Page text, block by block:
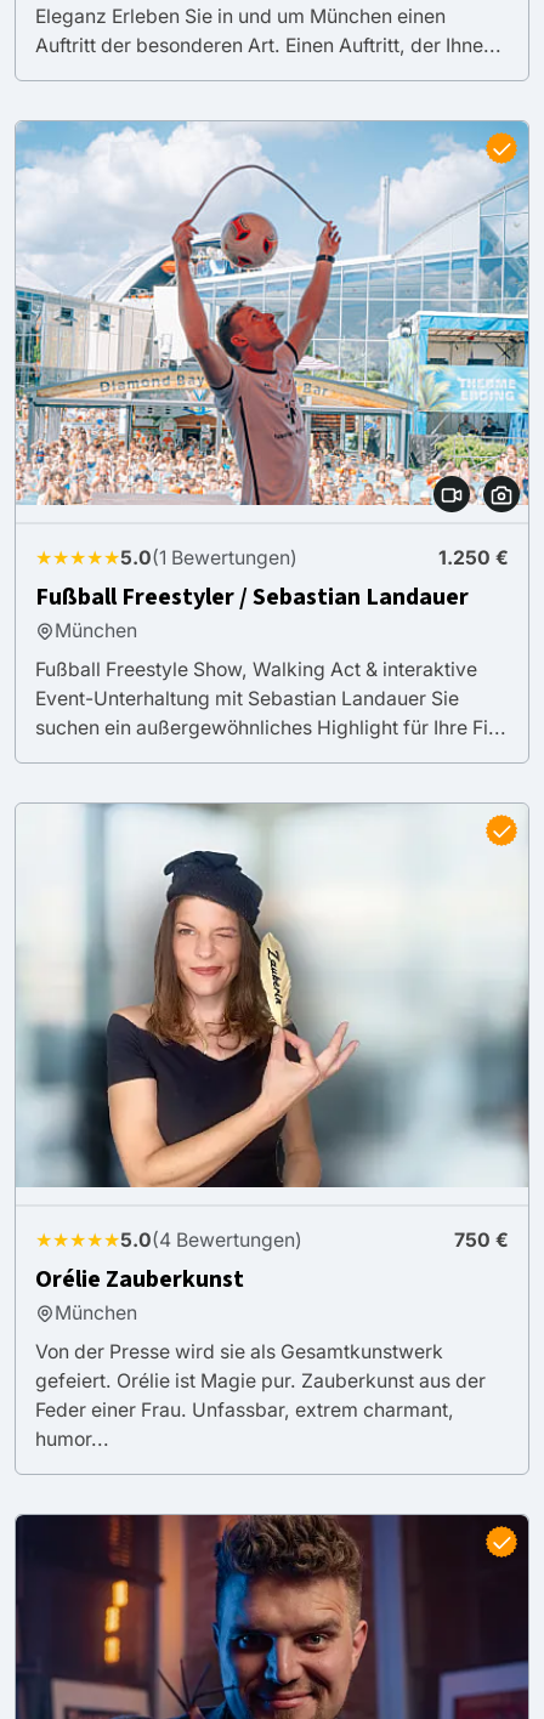
Eleganz Erleben Sie in und um München einen
Auftritt der besonderen Art. Einen Auftritt, der Ihne...
★★★★★5.0(1 Bewertungen) 1.250 €
Fußball Freestyler / Sebastian Landauer
München
Fußball Freestyle Show, Walking Act & interaktive
Event-Unterhaltung mit Sebastian Landauer Sie
suchen ein außergewöhnliches Highlight für Ihre Fi...
★★★★★5.0(4 Bewertungen) 750 €
Orélie Zauberkunst
München
Von der Presse wird sie als Gesamtkunstwerk
gefeiert. Orélie ist Magie pur. Zauberkunst aus der
Feder einer Frau. Unfassbar, extrem charmant,
humor...